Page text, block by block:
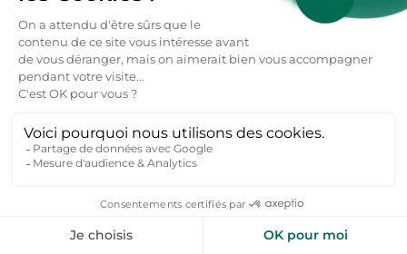
des vacances en groupes, entre amis en en famille.
Souvent placer à des endroits historiquement
stratégiques, vous pourrez à la fois loger proche de la
nature verdoyante, et maritime. Vous pourrez loger
dans le château de Saint-Siffret ou de Chamborigaud
ou encore Uzès et Saint-Jean-du-Gard.
Accès facile aux Cévennes et à la Petite
Camargue